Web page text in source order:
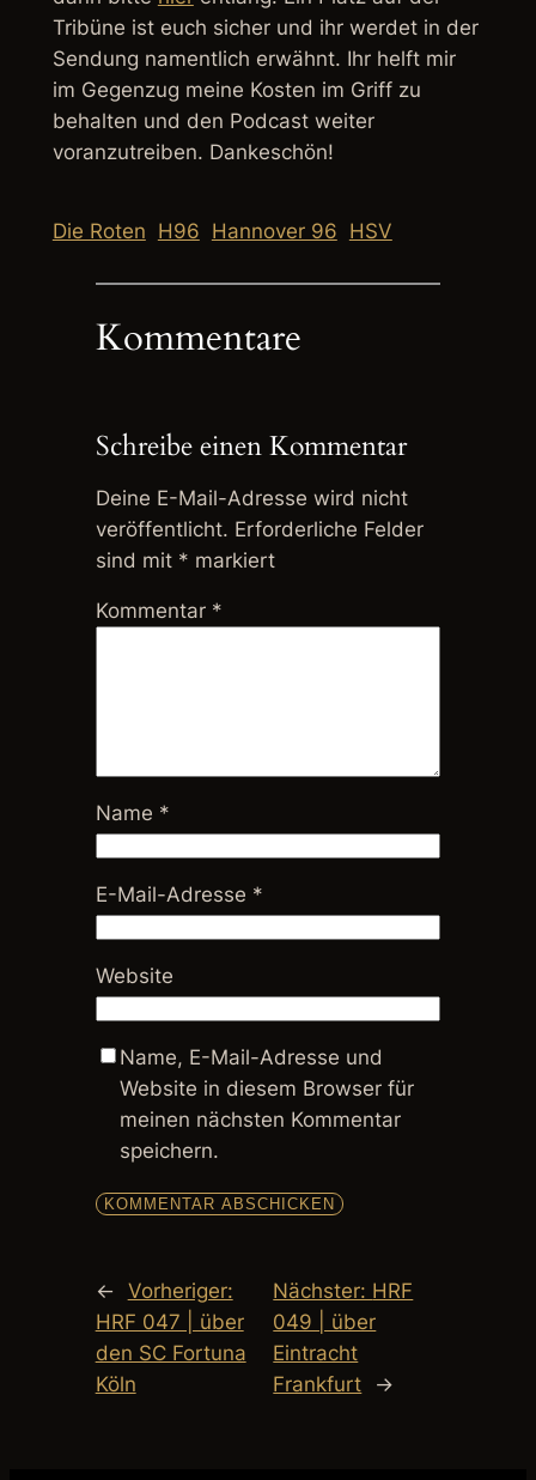
Tribüne ist euch sicher und ihr werdet in der
Sendung namentlich erwähnt. Ihr helft mir
im Gegenzug meine Kosten im Griff zu
behalten und den Podcast weiter
voranzutreiben. Dankeschön!
Die Roten H96 Hannover 96 HSV
Kommentare
Schreibe einen Kommentar
Deine E-Mail-Adresse wird nicht
veröffentlicht. Erforderliche Felder
sind mit * markiert
Kommentar *
Name *
E-Mail-Adresse *
Website
Name, E-Mail-Adresse und
Website in diesem Browser für
meinen nächsten Kommentar
speichern.
←
Vorheriger:
HRF 047 | über
den SC Fortuna
Köln
Nächster: HRF
049 | über
Eintracht
Frankfurt
→